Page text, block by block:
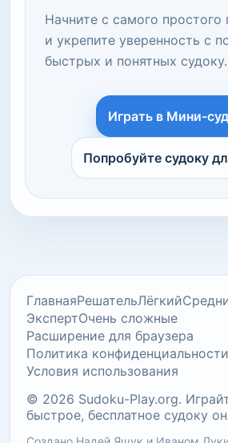
Начните с самого простого
и укрепите уверенность с
быстрых и понятных судоку.
Играть в Мини-
Попробуйте судоку
ГлавнаяРешательЛёгкий
ЭкспертОчень сложные
Расширение для браузера
Политика конфиденциальности
Условия использования
© 2026 Sudoku-Play.org.
быстрое, бесплатное судоку